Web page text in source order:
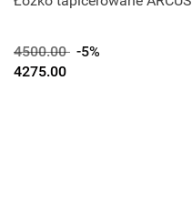
4500.00 -5%
4275.00